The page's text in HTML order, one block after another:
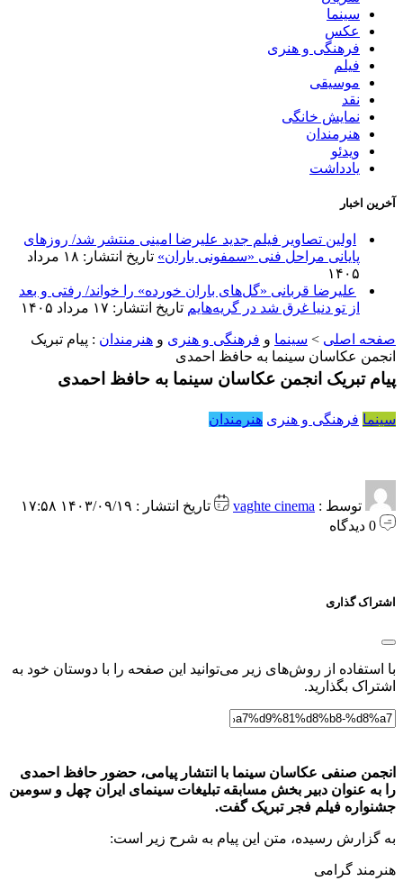
سینما
عکس
فرهنگی و هنری
فیلم
موسیقی
نقد
نمایش خانگی
هنرمندان
ویدئو
یادداشت
آخرین اخبار
اولین تصاویر فیلم جدید علیرضا امینی منتشر شد/ روزهای
پایانی مراحل فنی «سمفونی باران»
تاریخ انتشار: ۱۸ مرداد
۱۴۰۵
علیرضا قربانی «گل‌های باران خورده» را خواند/ رفتی و بعد
از تو دنیا غرق شد در گریه‌هایم تاریخ انتشار: ۱۷ مرداد ۱۴۰۵
صفحه اصلی > سینما و فرهنگی و هنری و هنرمندان : پیام تبریک
انجمن عکاسان سینما به حافظ احمدی
پیام تبریک انجمن عکاسان سینما به حافظ احمدی
سینما فرهنگی و هنری هنرمندان
توسط : vaghte cinema
تاریخ انتشار : ۱۴۰۳/۰۹/۱۹ ۱۷:۵۸
اشتراک گذاری
با استفاده از روش‌های زیر می‌توانید این صفحه را با دوستان خود به
اشتراک بگذارید.
انجمن صنفی عکاسان سینما با انتشار پیامی، حضور حافظ احمدی
را به عنوان دبیر بخش مسابقه تبلیغات سینمای ایران چهل و سومین
جشنواره فیلم فجر تبریک گفت.
به گزارش رسیده، متن این پیام به شرح زیر است:
هنرمند گرامی